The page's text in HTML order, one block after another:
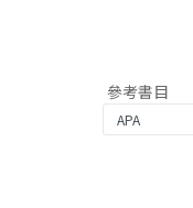
參考書目